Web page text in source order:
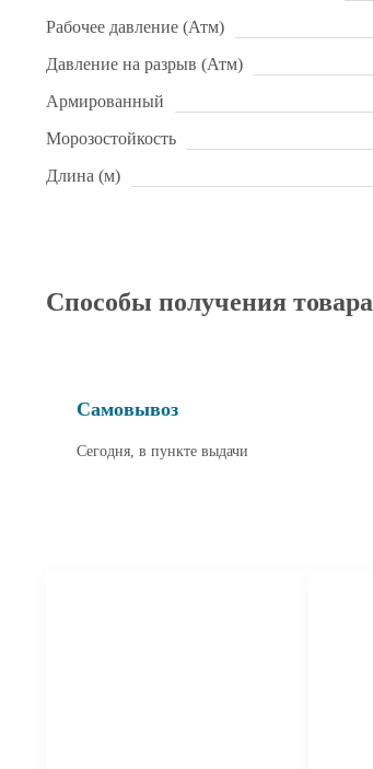
Рабочее давление (Атм)
Давление на разрыв (Атм)
Армированный
Морозостойкость
Длина (м)
Способы получения товара
Самовывоз
Сегодня, в пункте выдачи